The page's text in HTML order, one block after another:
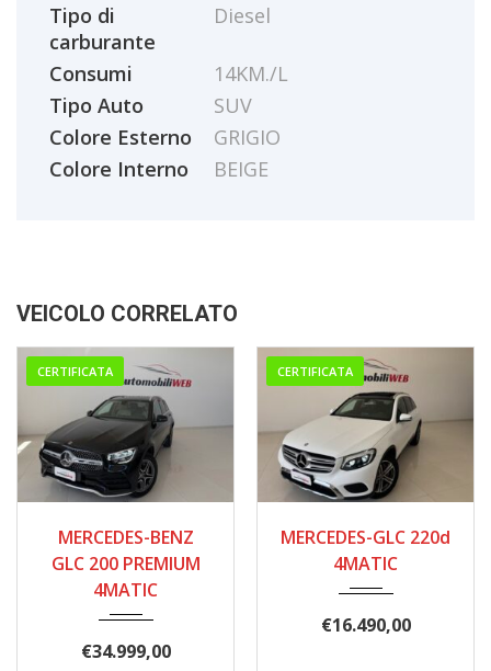
Tipo di
carburante
Diesel
Consumi
14KM./L
Tipo Auto
SUV
Colore Esterno
GRIGIO
Colore Interno
BEIGE
VEICOLO CORRELATO
CERTIFICATA
156.000
MERCEDES-BENZ
GLC 200 PREMIUM
4MATIC
€34.999,00
CERTIFICATA
252.000
MERCEDES-GLC 220d
4MATIC
€16.490,00